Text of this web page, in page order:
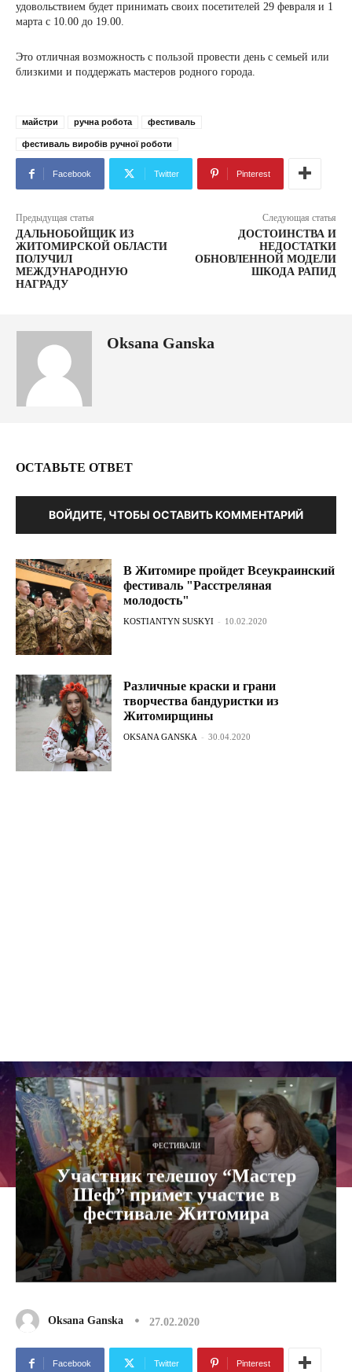
удовольствием будет принимать своих посетителей 29 февраля и 1
марта с 10.00 до 19.00.
Это отличная возможность с пользой провести день с семьей или
близкими и поддержать мастеров родного города.
майстри ручна робота фестиваль
фестиваль виробів ручної роботи
Facebook Twitter Pinterest
Предыдущая статья
ДАЛЬНОБОЙЩИК ИЗ
ЖИТОМИРСКОЙ ОБЛАСТИ
ПОЛУЧИЛ
МЕЖДУНАРОДНУЮ
НАГРАДУ
Следующая статья
ДОСТОИНСТВА И
НЕДОСТАТКИ
ОБНОВЛЕННОЙ МОДЕЛИ
ШКОДА РАПИД
Oksana Ganska
ОСТАВЬТЕ ОТВЕТ
ВОЙДИТЕ, ЧТОБЫ ОСТАВИТЬ КОММЕНТАРИЙ
В Житомире пройдет Всеукраинский
фестиваль "Расстреляная
молодость"
KOSTIANTYN SUSKYI - 10.02.2020
Различные краски и грани
творчества бандуристки из
Житомирщины
OKSANA GANSKA - 30.04.2020